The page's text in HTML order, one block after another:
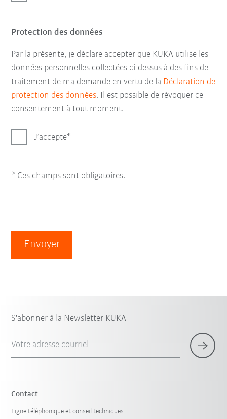
Protection des données
Par la présente, je déclare accepter que KUKA utilise les
données personnelles collectées ci-dessus à des fins de
traitement de ma demande en vertu de la Déclaration de
protection des données. Il est possible de révoquer ce
consentement à tout moment.
J’accepte
* Ces champs sont obligatoires.
Envoyer
S'abonner à la Newsletter KUKA
Votre adresse courriel
Contact
Ligne téléphonique et conseil techniques